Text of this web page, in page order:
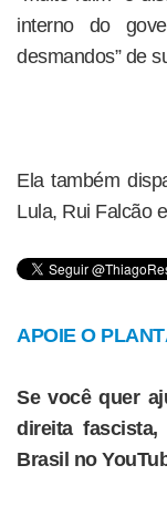
interno do
desmandos” de
Ela também
Lula, Rui Falcão
APOIE O
Se você quer
direita
Brasil no